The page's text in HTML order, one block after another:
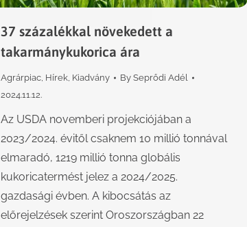
37 százalékkal növekedett a
takarmánykukorica ára
Agrárpiac, Hírek, Kiadvány By Seprődi Adél
2024.11.12.
Az USDA novemberi projekciójában a
2023/2024. évitől csaknem 10 millió tonnával
elmaradó, 1219 millió tonna globális
kukoricatermést jelez a 2024/2025.
gazdasági évben. A kibocsátás az
előrejelzések szerint Oroszországban 22